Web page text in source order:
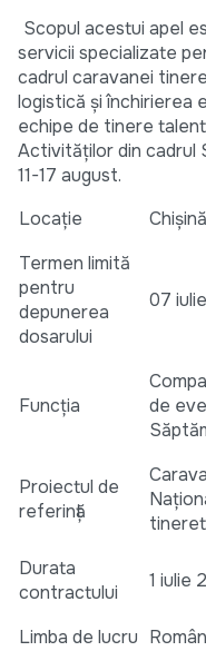
Scopul acestui apel
servicii specializate
cadrul caravanei
logistică și închirierea
echipe de tinere
Activităților din cadrul
11-17 august.
Locație
Termen limită
pentru
depunerea
dosarului
07
Funcția
de
Proiectul de
referință
Durata
contractului
1 iulie
Limba de lucru